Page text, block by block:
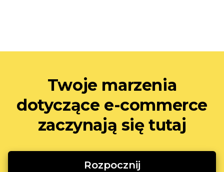
Twoje marzenia
dotyczące e-commerce
zaczynają się tutaj
Rozpocznij